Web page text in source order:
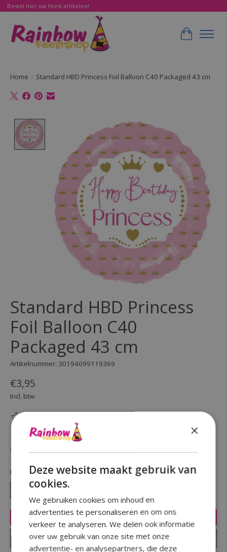
Bestel hier uw feest artikelen!
Home / Standard HBD Princess Foil Balloon C40 Packaged 43 cm
Product image slideshow Items
Standard HBD Princess
Foil Balloon C40
Packaged 43 cm
Artikelnummer: 30194099119369
€3,95
Incl. btw
De beoordeling van dit product is
Op voorraad
Beschikbaarheid in de winkel controleren
Hoeveelheid:
Toevoegen aan winkelwagen
Plaats bestelling
×
Deze website maakt gebruik van
cookies.
We gebruiken cookies om inhoud en
advertenties te personaliseren en om ons
verkeer te analyseren. We delen ook informatie
over uw gebruik van onze site met onze
advertentie- en analysepartners, die deze